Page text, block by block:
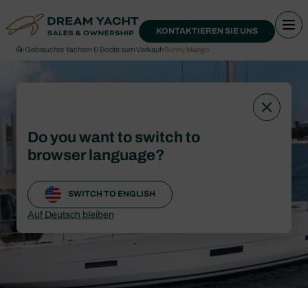
KONTAKTIEREN SIE UNS
›Gebrauchte Yachten & Boote zum Verkauf›Sunny Mango
Do you want to switch to
browser language?
SWITCH TO ENGLISH
Auf Deutsch bleiben